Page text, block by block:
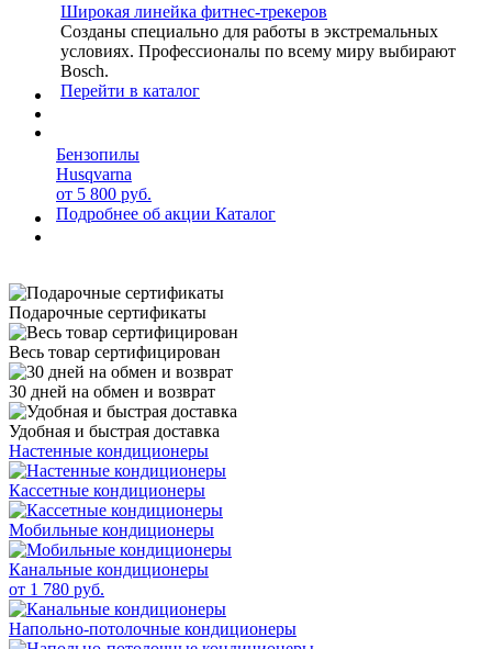
Широкая линейка фитнес-трекеров
Созданы специально для работы в экстремальных
условиях. Профессионалы по всему миру выбирают
Bosch.
Перейти в каталог
Бензопилы
Husqvarna
от 5 800 руб.
Подробнее об акции Каталог
Подарочные сертификаты
Весь товар сертифицирован
30 дней на обмен и возврат
Удобная и быстрая доставка
Настенные кондиционеры
Кассетные кондиционеры
Мобильные кондиционеры
Канальные кондиционеры
от 1 780 руб.
Напольно-потолочные кондиционеры